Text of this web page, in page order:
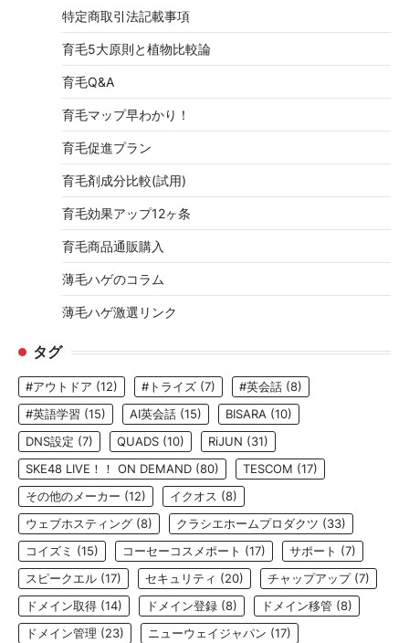
特定商取引法記載事項
育毛5大原則と植物比較論
育毛Q&A
育毛マップ早わかり！
育毛促進プラン
育毛剤成分比較(試用)
育毛効果アップ12ヶ条
育毛商品通販購入
薄毛ハゲのコラム
薄毛ハゲ激選リンク
タグ
#アウトドア (12) #トライズ (7) #英会話 (8)
#英語学習 (15) AI英会話 (15) BISARA (10)
DNS設定 (7) QUADS (10) RiJUN (31)
SKE48 LIVE！！ ON DEMAND (80) TESCOM (17)
その他のメーカー (12) イクオス (8)
ウェブホスティング (8) クラシエホームプロダクツ (33)
コイズミ (15) コーセーコスメポート (17) サポート (7)
スピークエル (17) セキュリティ (20) チャップアップ(7)
ドメイン取得 (14) ドメイン登録 (8) ドメイン移管 (8)
ドメイン管理 (23) ニューウェイジャパン (17)